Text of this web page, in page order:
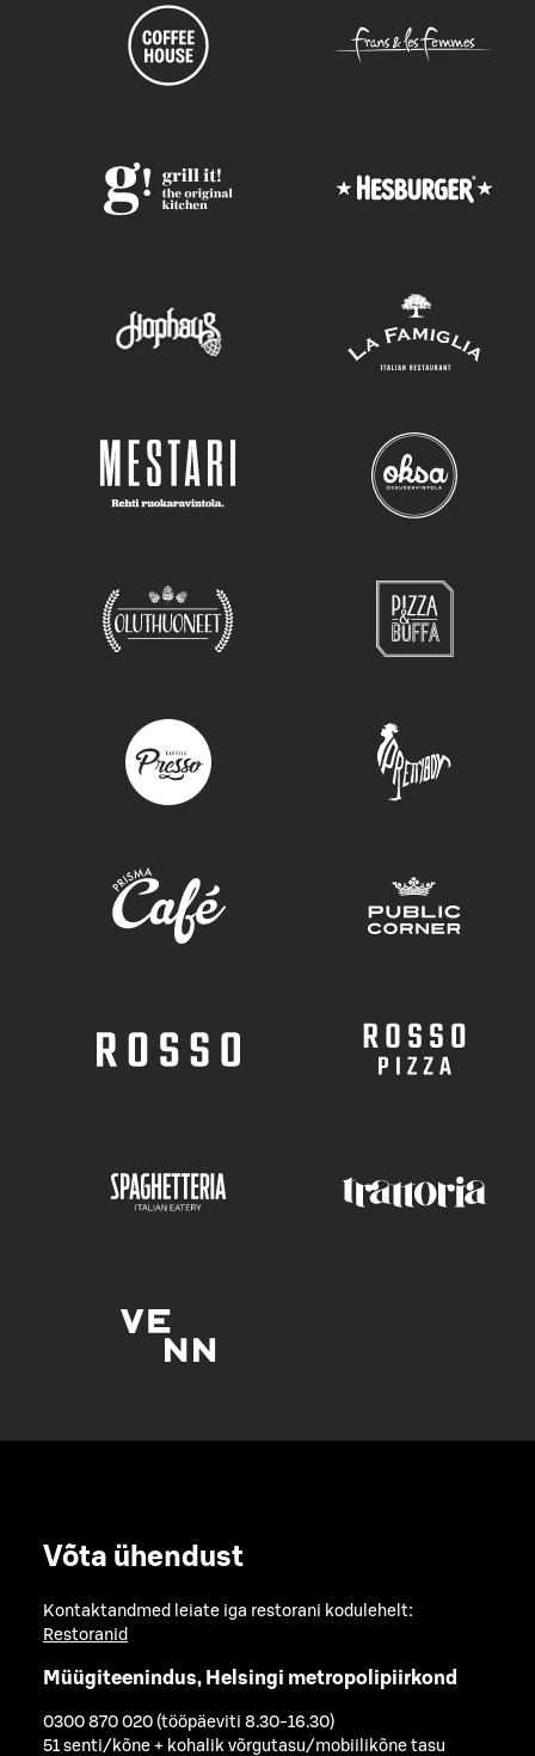
Võta ühendust
Kontaktandmed leiate iga restorani kodulehelt:
Restoranid
Müügiteenindus, Helsingi metropolipiirkond
0300 870 020 (tööpäeviti 8.30-16.30)
51 senti/kõne + kohalik võrgutasu/mobiilikõne tasu